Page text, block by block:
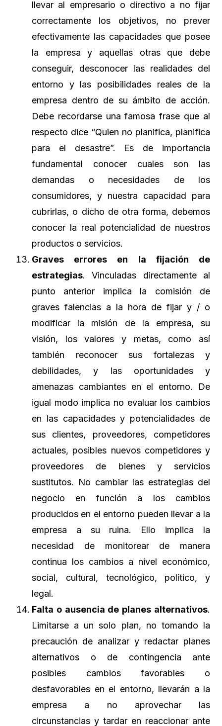
llevar al empresario o directivo a no fijar
correctamente los objetivos, no prever
efectivamente las capacidades que posee
la empresa y aquellas otras que debe
conseguir, desconocer las realidades del
entorno y las posibilidades reales de la
empresa dentro de su ámbito de acción.
Debe recordarse una famosa frase que al
respecto dice “Quien no planifica, planifica
para el desastre”. Es de importancia
fundamental conocer cuales son las
demandas o necesidades de los
consumidores, y nuestra capacidad para
cubrirlas, o dicho de otra forma, debemos
conocer la real potencialidad de nuestros
productos o servicios.
Graves errores en la fijación de
estrategias. Vinculadas directamente al
punto anterior implica la comisión de
graves falencias a la hora de fijar y / o
modificar la misión de la empresa, su
visión, los valores y metas, como así
también reconocer sus fortalezas y
debilidades, y las oportunidades y
amenazas cambiantes en el entorno. De
igual modo implica no evaluar los cambios
en las capacidades y potencialidades de
sus clientes, proveedores, competidores
actuales, posibles nuevos competidores y
proveedores de bienes y servicios
sustitutos. No cambiar las estrategias del
negocio en función a los cambios
producidos en el entorno pueden llevar a la
empresa a su ruina. Ello implica la
necesidad de monitorear de manera
continua los cambios a nivel económico,
social, cultural, tecnológico, político, y
legal.
Falta o ausencia de planes alternativos.
Limitarse a un solo plan, no tomando la
precaución de analizar y redactar planes
alternativos o de contingencia ante
posibles cambios favorables o
desfavorables en el entorno, llevarán a la
empresa a no aprovechar las
circunstancias y tardar en reaccionar ante